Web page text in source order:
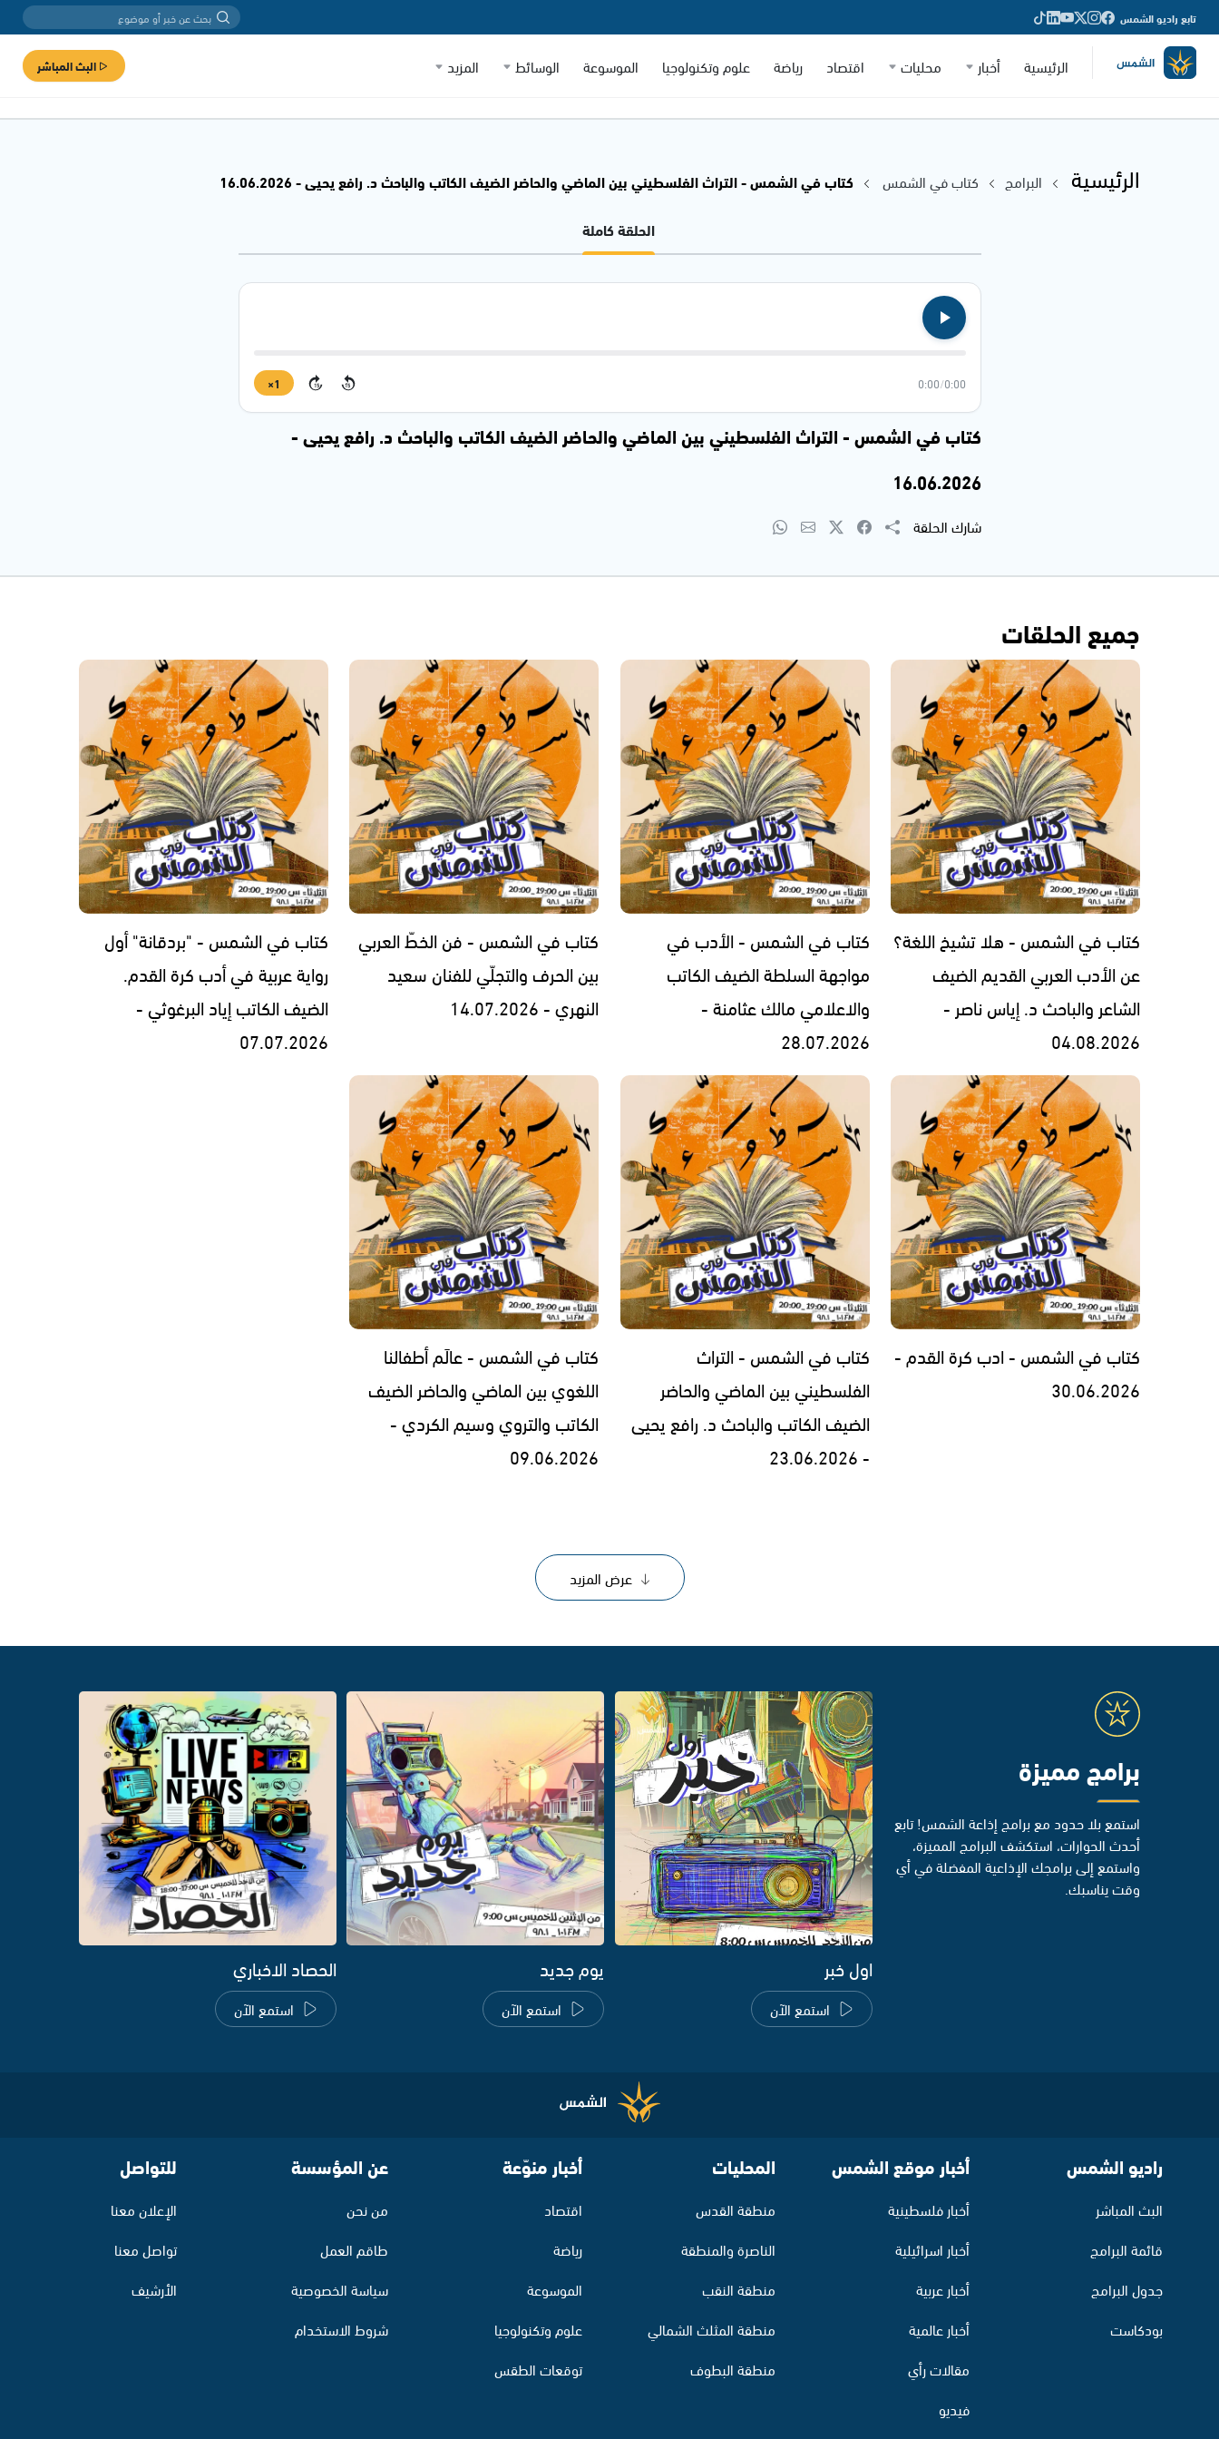
تابع راديو الشمس
الرئيسية أخبار محليات اقتصاد رياضة علوم وتكنولوجيا الموسوعة الوسائط المزيد البث المباشر
الرئيسية البرامج كتاب في الشمس
كتاب في الشمس - التراث الفلسطيني بين الماضي والحاضر الضيف الكاتب والباحث د. رافع يحيى - 16.06.2026
الحلقة كاملة
0:00
/
0:00
15
15
1×
كتاب في الشمس - التراث الفلسطيني بين الماضي والحاضر الضيف الكاتب والباحث د. رافع يحيى -
16.06.2026
شارك الحلقة
جميع الحلقات
كتاب في الشمس - هلا تشيخ اللغة؟
عن الأدب العربي القديم الضيف
الشاعر والباحث د. إياس ناصر -
04.08.2026
كتاب في الشمس - الأدب في
مواجهة السلطة الضيف الكاتب
والاعلامي مالك عثامنة -
28.07.2026
كتاب في الشمس - فن الخطّ العربي
بين الحرف والتجلّي للفنان سعيد
النهري - 14.07.2026
كتاب في الشمس - "بردقانة" أول
رواية عربية في أدب كرة القدم.
الضيف الكاتب إياد البرغوثي -
07.07.2026
كتاب في الشمس - ادب كرة القدم -
30.06.2026
كتاب في الشمس - التراث
الفلسطيني بين الماضي والحاضر
الضيف الكاتب والباحث د. رافع يحيى
- 23.06.2026
كتاب في الشمس - عالَم أطفالنا
اللغوي بين الماضي والحاضر الضيف
الكاتب والتروي وسيم الكردي -
‎09.06.2026
عرض المزيد
برامج مميزة
استمع بلا حدود مع برامج إذاعة الشمس! تابع
أحدث الحوارات، استكشف البرامج المميزة،
واستمع إلى برامجك الإذاعية المفضلة في أي
وقت يناسبك.
اول خبر
استمع الآن
يوم جديد
استمع الآن
الحصاد الاخباري
استمع الآن
راديو الشمس
البث المباشر
قائمة البرامج
جدول البرامج
بودكاست
أخبار موقع الشمس
أخبار فلسطينية
أخبار اسرائيلية
أخبار عربية
أخبار عالمية
مقالات رأي
فيديو
المحليات
منطقة القدس
الناصرة والمنطقة
منطقة النقب
منطقة المثلث الشمالي
منطقة البطوف
أخبار منوّعة
اقتصاد
رياضة
الموسوعة
علوم وتكنولوجيا
توقعات الطقس
عن المؤسسة
من نحن
طاقم العمل
سياسة الخصوصية
شروط الاستخدام
للتواصل
الإعلان معنا
تواصل معنا
الأرشيف